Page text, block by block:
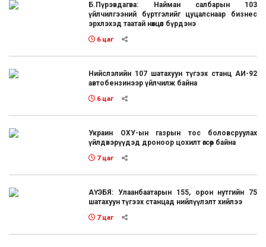
Б.Пүрэвдагва: Найман салбарын 103
үйлчилгээний бүртгэлийг цуцалснаар бизнес
эрхлэхэд таатай нөхцөл бүрдэнэ
6 цаг
Нийслэлийн 107 шатахуун түгээх станц АИ-92
автобензинээр үйлчилж байна
6 цаг
Украин ОХУ-ын газрын тос боловсруулах
үйлдвэрүүдэд дроноор цохилт өгсөөр байна
7 цаг
АҮЭБЯ: Улаанбаатарын 155, орон нутгийн 75
шатахуун түгээх станцад нийлүүлэлт хийлээ
7 цаг